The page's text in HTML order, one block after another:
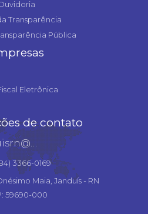
Transparência
Pública
Eletrônica
de contato
3366-0169
Maia, Janduís - RN
59690-000